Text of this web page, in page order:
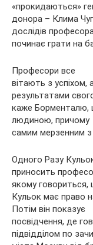
«прокидаються»
донора – Клима
дослідів
починає грати на
Професори все
вітають з успіхом,
результатами
каже Борменталю,
людиною, причому
самим мерзенним
Одного Разу
приносить
якому говориться,
Кульок має право
Потім він показує
посвідчення, де
підвідділом по